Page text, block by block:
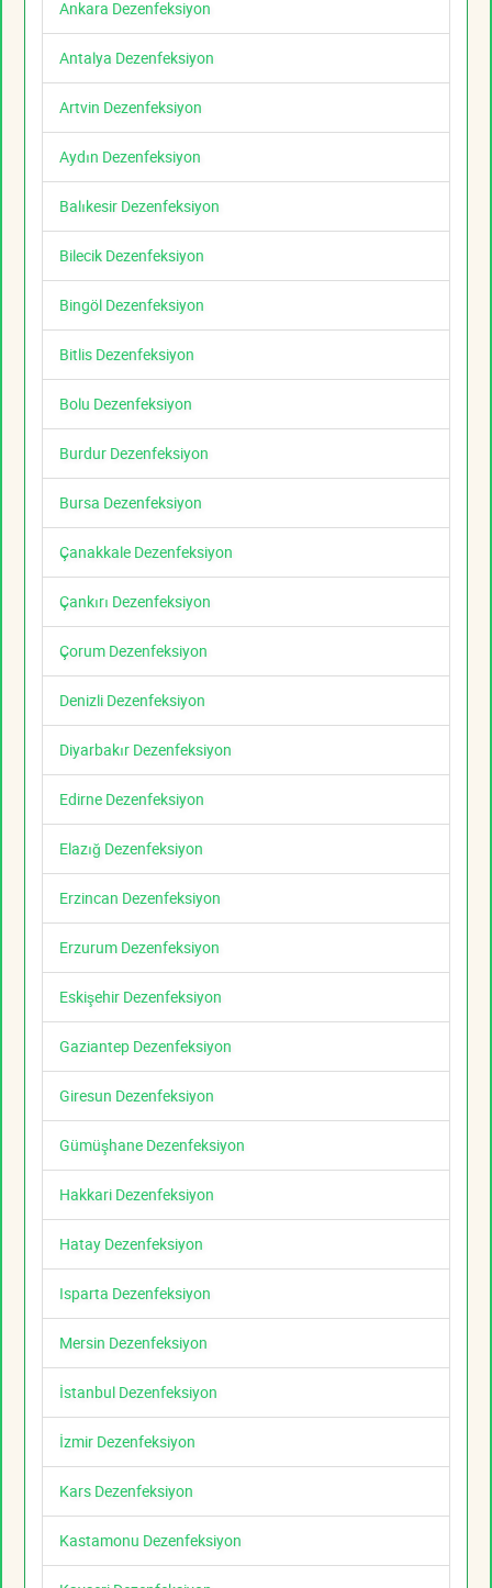
Ankara Dezenfeksiyon
Antalya Dezenfeksiyon
Artvin Dezenfeksiyon
Aydın Dezenfeksiyon
Balıkesir Dezenfeksiyon
Bilecik Dezenfeksiyon
Bingöl Dezenfeksiyon
Bitlis Dezenfeksiyon
Bolu Dezenfeksiyon
Burdur Dezenfeksiyon
Bursa Dezenfeksiyon
Çanakkale Dezenfeksiyon
Çankırı Dezenfeksiyon
Çorum Dezenfeksiyon
Denizli Dezenfeksiyon
Diyarbakır Dezenfeksiyon
Edirne Dezenfeksiyon
Elazığ Dezenfeksiyon
Erzincan Dezenfeksiyon
Erzurum Dezenfeksiyon
Eskişehir Dezenfeksiyon
Gaziantep Dezenfeksiyon
Giresun Dezenfeksiyon
Gümüşhane Dezenfeksiyon
Hakkari Dezenfeksiyon
Hatay Dezenfeksiyon
Isparta Dezenfeksiyon
Mersin Dezenfeksiyon
İstanbul Dezenfeksiyon
İzmir Dezenfeksiyon
Kars Dezenfeksiyon
Kastamonu Dezenfeksiyon